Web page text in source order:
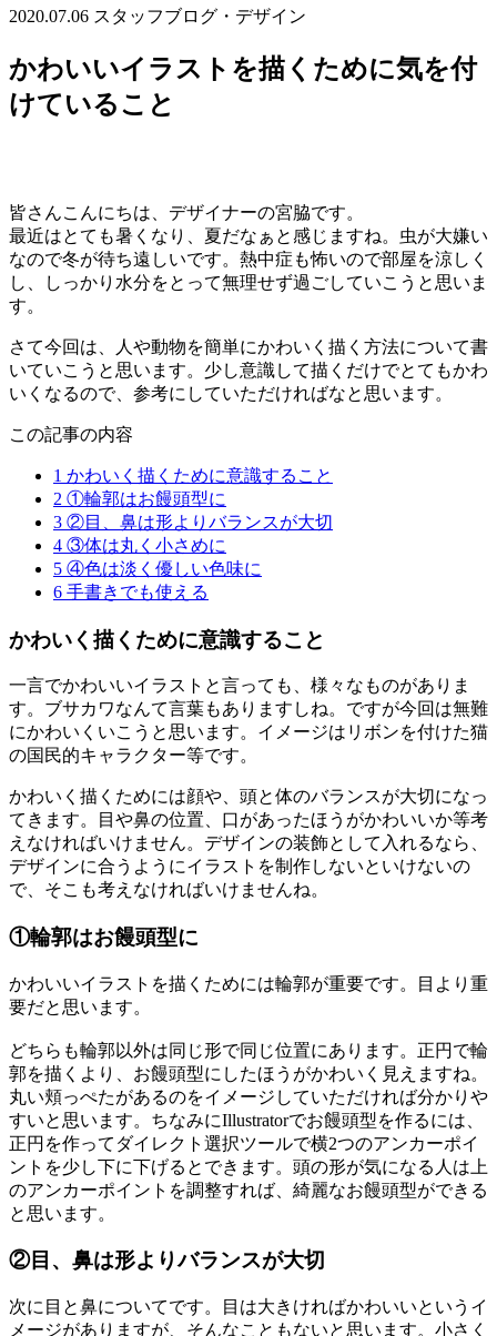
2020.07.06 スタッフブログ・デザイン
かわいいイラストを描くために気を付
けていること
皆さんこんにちは、デザイナーの宮脇です。
最近はとても暑くなり、夏だなぁと感じますね。虫が大嫌い
なので冬が待ち遠しいです。熱中症も怖いので部屋を涼しく
し、しっかり水分をとって無理せず過ごしていこうと思いま
す。
さて今回は、人や動物を簡単にかわいく描く方法について書
いていこうと思います。少し意識して描くだけでとてもかわ
いくなるので、参考にしていただければなと思います。
この記事の内容
1 かわいく描くために意識すること
2 ①輪郭はお饅頭型に
3 ②目、鼻は形よりバランスが大切
4 ③体は丸く小さめに
5 ④色は淡く優しい色味に
6 手書きでも使える
かわいく描くために意識すること
一言でかわいいイラストと言っても、様々なものがありま
す。ブサカワなんて言葉もありますしね。ですが今回は無難
にかわいくいこうと思います。イメージはリボンを付けた猫
の国民的キャラクター等です。
かわいく描くためには顔や、頭と体のバランスが大切になっ
てきます。目や鼻の位置、口があったほうがかわいいか等考
えなければいけません。デザインの装飾として入れるなら、
デザインに合うようにイラストを制作しないといけないの
で、そこも考えなければいけませんね。
①輪郭はお饅頭型に
かわいいイラストを描くためには輪郭が重要です。目より重
要だと思います。
どちらも輪郭以外は同じ形で同じ位置にあります。正円で輪
郭を描くより、お饅頭型にしたほうがかわいく見えますね。
丸い頬っぺたがあるのをイメージしていただければ分かりや
すいと思います。ちなみにIllustratorでお饅頭型を作るには、
正円を作ってダイレクト選択ツールで横2つのアンカーポイ
ントを少し下に下げるとできます。頭の形が気になる人は上
のアンカーポイントを調整すれば、綺麗なお饅頭型ができる
と思います。
②目、鼻は形よりバランスが大切
次に目と鼻についてです。目は大きければかわいいというイ
メージがありますが、そんなこともないと思います。小さく